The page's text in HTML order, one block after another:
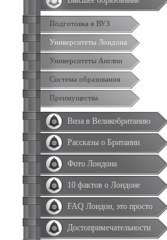
Подготовка в ВУЗ
Университеты Лондона
Университеты Англии
Система образования
Преимущества
Виза в Великобританию
Рассказы о Британии
Фото Лондона
10 фактов о Лондоне
FAQ Лондон, это просто
Достопримечательности